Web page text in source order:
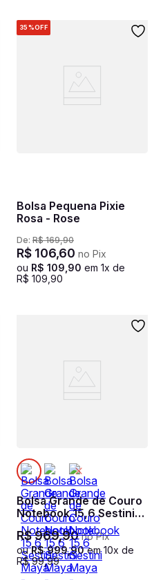
35%OFF
Bolsa Pequena Pixie
Rosa - Rose
De: R$ 169,90
R$ 106,60 no Pix
ou R$ 109 90 em 1x de
R$ 109 90
Bolsa Grande de Couro
Notebook 15,6 Sestini
Maya - Marrom
R$969,90no Pix
ouR$ 999,90em10x de
R$ 99,99